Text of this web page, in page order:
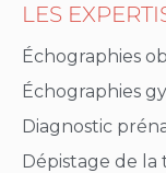
LES
Échographies
Échographies
Diagnostic
Dépistage de la